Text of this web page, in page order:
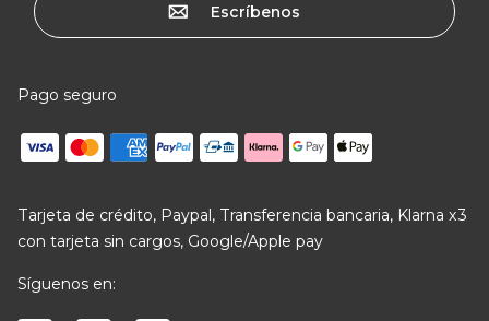
Escríbenos
Pago seguro
Tarjeta de crédito, Paypal, Transferencia bancaria, Klarna x3
con tarjeta sin cargos, Google/Apple pay
Síguenos en: